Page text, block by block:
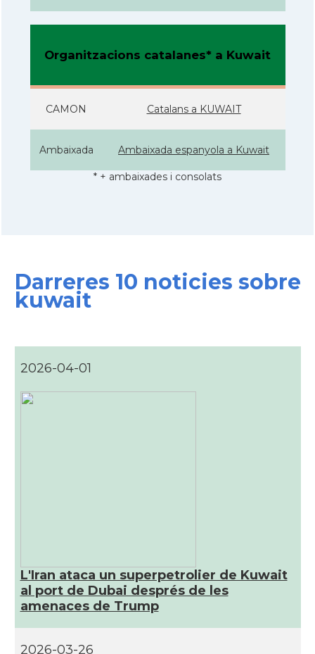
Organitzacions catalanes* a Kuwait
CAMON Catalans a KUWAIT
Ambaixada Ambaixada espanyola a Kuwait
* + ambaixades i consolats
Darreres 10 noticies sobre
kuwait
2026-04-01
L'Iran ataca un superpetrolier de Kuwait
al port de Dubai després de les
amenaces de Trump
2026-03-26